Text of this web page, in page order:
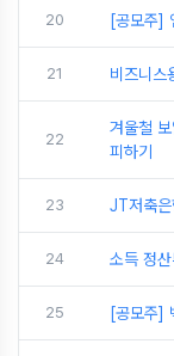
20 [공모주]
21 비즈니스
22
겨울철
피하기
23 JT저축
24 소득 정
25 [공모주]